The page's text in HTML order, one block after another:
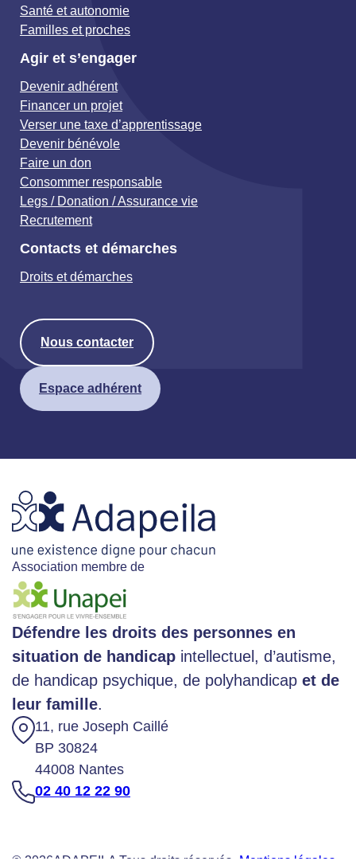
Santé et autonomie
Familles et proches
Agir et s’engager
Devenir adhérent
Financer un projet
Verser une taxe d’apprentissage
Devenir bénévole
Faire un don
Consommer responsable
Legs / Donation / Assurance vie
Recrutement
Contacts et démarches
Droits et démarches
Nous contacter
Espace adhérent
Association membre de
Défendre les droits des personnes en
situation de handicap intellectuel, d’autisme,
de handicap psychique, de polyhandicap et de
leur famille.
11, rue Joseph Caillé
BP 30824
44008 Nantes
02 40 12 22 90
© 2026 ADAPEILA Tous droits réservés - Mentions légales